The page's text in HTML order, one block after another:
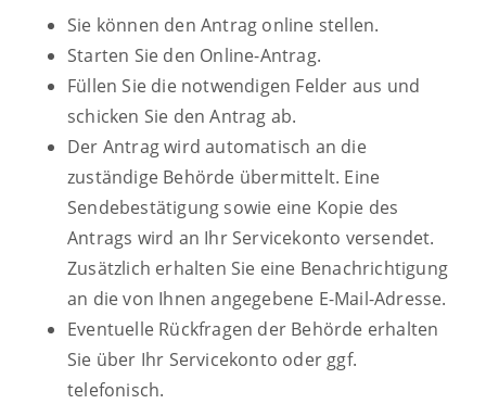
Sie können den Antrag online stellen.
Starten Sie den Online-Antrag.
Füllen Sie die notwendigen Felder aus und
schicken Sie den Antrag ab.
Der Antrag wird automatisch an die
zuständige Behörde übermittelt. Eine
Sendebestätigung sowie eine Kopie des
Antrags wird an Ihr Servicekonto versendet.
Zusätzlich erhalten Sie eine Benachrichtigung
an die von Ihnen angegebene E-Mail-Adresse.
Eventuelle Rückfragen der Behörde erhalten
Sie über Ihr Servicekonto oder ggf.
telefonisch.